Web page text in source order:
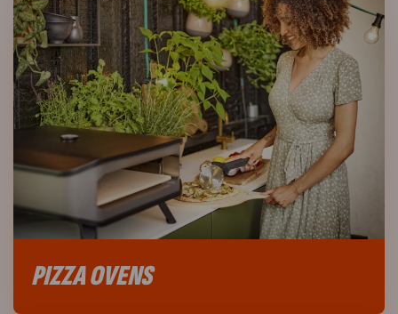
PIZZA OVENS